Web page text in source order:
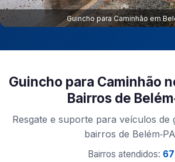
Guincho para Caminhão em
Guincho para Caminhão
Bairros de
Resgate e suporte para veículos de
bairros de
Bairros atendidos: 67